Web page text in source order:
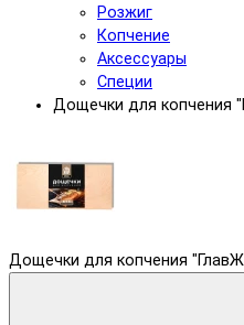
Розжиг
Копчение
Аксессуары
Специи
Дощечки для копчения
Дощечки для копчения